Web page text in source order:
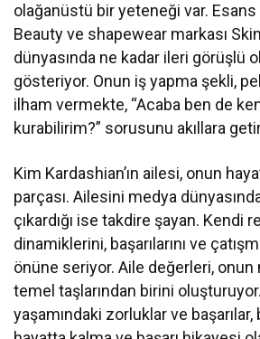
olağanüstü bir yeteneği var. Esans
Beauty ve shapewear markası
dünyasında ne kadar ileri görüşlü
gösteriyor. Onun iş yapma şekli,
ilham vermekte, “Acaba ben de
kurabilirim?” sorusunu akıllara
Kim Kardashian’ın ailesi, onun
parçası. Ailesini medya
çıkardığı ise takdire şayan. Kendi
dinamiklerini, başarılarını ve
önüne seriyor. Aile değerleri, onun
temel taşlarından birini
yaşamındaki zorluklar ve